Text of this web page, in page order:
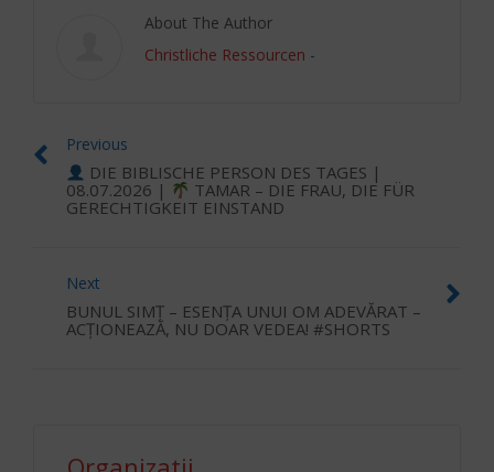
About The Author
Christliche Ressourcen -
Previous
DIE BIBLISCHE PERSON DES TAGES |
08.07.2026 |
TAMAR – DIE FRAU, DIE FÜR
GERECHTIGKEIT EINSTAND
Next
BUNUL SIMȚ – ESENȚA UNUI OM ADEVĂRAT –
ACȚIONEAZĂ, NU DOAR VEDEA! #SHORTS